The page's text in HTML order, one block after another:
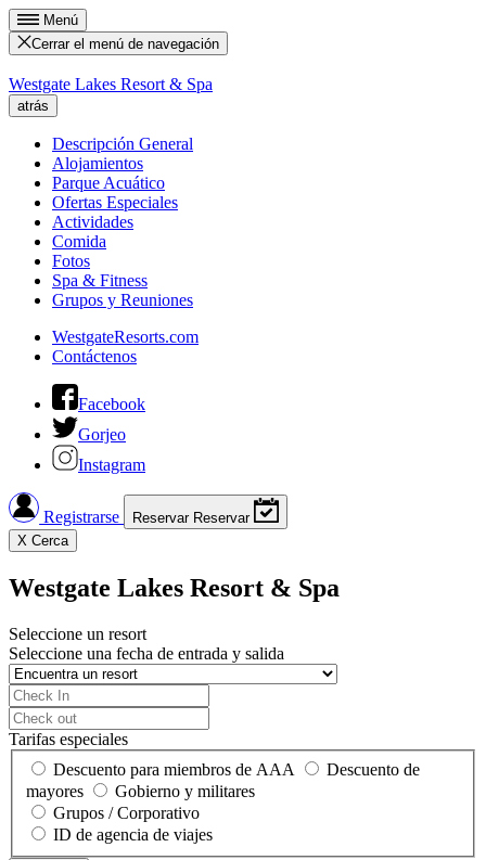
Menú
Cerrar el menú de navegación
Westgate Lakes Resort & Spa
atrás
Descripción General
Alojamientos
Parque Acuático
Ofertas Especiales
Actividades
Comida
Fotos
Spa & Fitness
Grupos y Reuniones
WestgateResorts.com
Contáctenos
Facebook
Gorjeo
Instagram
Registrarse Reservar Reservar
X Cerca
Westgate Lakes Resort & Spa
Seleccione un resort
Seleccione una fecha de entrada y salida
Tarifas especiales
Descuento para miembros de AAA
Descuento de
mayores
Gobierno y militares
Grupos / Corporativo
ID de agencia de viajes